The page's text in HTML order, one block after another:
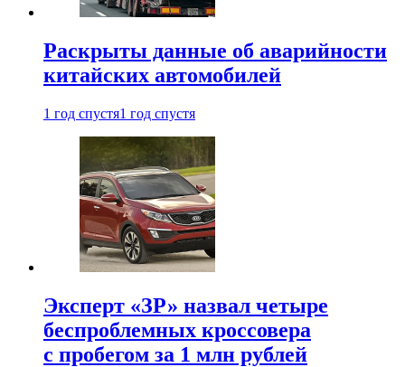
Раскрыты данные об аварийности
китайских автомобилей
1 год спустя1 год спустя
Эксперт «ЗР» назвал четыре
беспроблемных кроссовера
с пробегом за 1 млн рублей